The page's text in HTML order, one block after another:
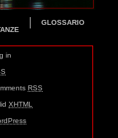
GLOSSARIO
in
RSS
XHTML